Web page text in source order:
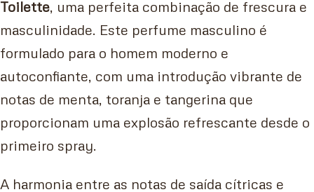
Toilette , uma perfeita combinação de frescura e
masculinidade. Este perfume masculino é
formulado para o homem moderno e
autoconfiante, com uma introdução vibrante de
notas de menta, toranja e tangerina que
proporcionam uma explosão refrescante desde o
primeiro spray.
A harmonia entre as notas de saída cítricas e